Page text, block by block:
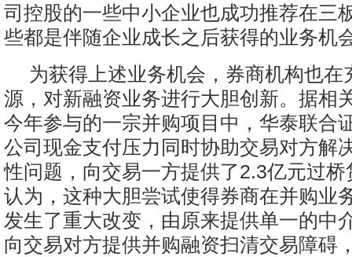
司控股的一些中小企业也成功推荐在三
些都是伴随企业成长之后获得的业务机
为获得上述业务机会，券商机构也在
源，对新融资业务进行大胆创新。据相
今年参与的一宗并购项目中，华泰联合
公司现金支付压力同时协助交易对方解
性问题，向交易一方提供了2.3亿元过
认为，这种大胆尝试使得券商在并购业
发生了重大改变，由原来提供单一的中
向交易对方提供并购融资扫清交易障碍